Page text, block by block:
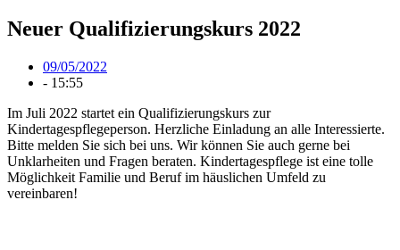
Neuer Qualifizierungskurs 2022
09/05/2022
- 15:55
Im Juli 2022 startet ein Qualifizierungskurs zur
Kindertagespflegeperson. Herzliche Einladung an alle Interessierte.
Bitte melden Sie sich bei uns. Wir können Sie auch gerne bei
Unklarheiten und Fragen beraten. Kindertagespflege ist eine tolle
Möglichkeit Familie und Beruf im häuslichen Umfeld zu
vereinbaren!